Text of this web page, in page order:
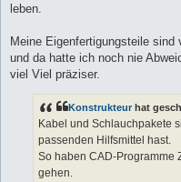
leben.
Meine Eigenfertigungsteile
und da hatte ich noch nie
viel Viel präziser.
Konstrukteur hat
Kabel und Schlauchpakete
passenden Hilfsmittel hast.
So haben CAD-Programme
gehen.